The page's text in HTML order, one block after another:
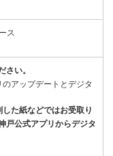
ス
い。
アップデートとデジタ
た紙などではお受取り
戸公式アプリからデジタ